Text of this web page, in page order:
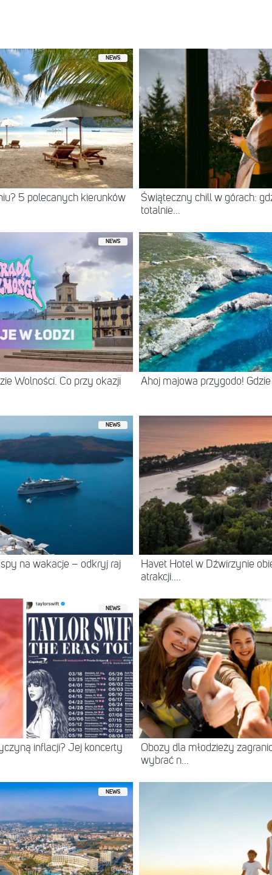
NEWS
5 polecanych kierunków
Świąteczny chill w górach:
totalnie...
NEWS
Wolności. Co przy okazji Ahoj majowa przygodo!
NEWS
na wakacje – odkryj raj
Havet Hotel w Dźwirzynie
atrakcji....
NEWS
inflacji? Jej koncerty
Obozy dla młodzieży
wybrać n...
NEWS